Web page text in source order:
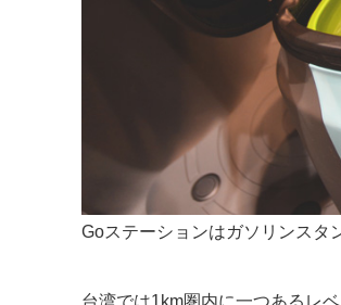
Goステーションはガソリンスタ